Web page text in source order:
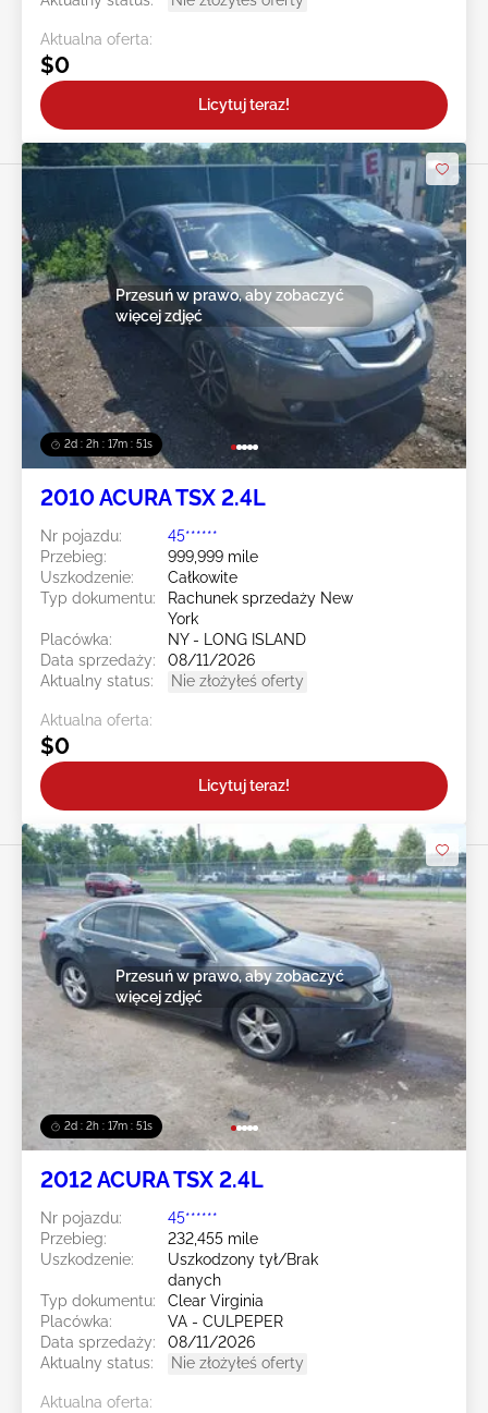
Aktualna oferta:
$0
Licytuj teraz!
2d : 2h : 17m : 48s
Przesuń w prawo, aby zobaczyć
więcej zdjęć
2010 ACURA TSX 2.4L
Nr pojazdu:
45******
Przebieg:
999,999 mile
Uszkodzenie:
Całkowite
Typ dokumentu:
Rachunek sprzedaży New
York
Placówka:
NY - LONG ISLAND
Data sprzedaży:
08/11/2026
Aktualny status:
Nie złożyłeś oferty
Aktualna oferta:
$0
Licytuj teraz!
2d : 2h : 17m : 48s
Przesuń w prawo, aby zobaczyć
więcej zdjęć
2012 ACURA TSX 2.4L
Nr pojazdu:
45******
Przebieg:
232,455 mile
Uszkodzenie:
Uszkodzony tył/Brak
danych
Typ dokumentu:
Clear Virginia
Placówka:
VA - CULPEPER
Data sprzedaży:
08/11/2026
Aktualny status:
Nie złożyłeś oferty
Aktualna oferta: